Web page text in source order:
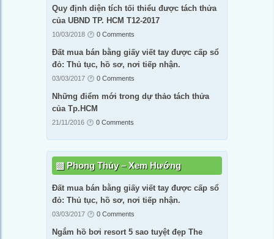
Quy định diện tích tối thiểu được tách thửa
của UBND TP. HCM T12-2017
10/03/2018 0 Comments
Đất mua bán bằng giấy viết tay được cấp sổ
đỏ: Thủ tục, hồ sơ, nơi tiếp nhận.
03/03/2017 0 Comments
Những điểm mới trong dự thảo tách thửa
của Tp.HCM
21/11/2016 0 Comments
Phong Thủy – Xem Hướng
Đất mua bán bằng giấy viết tay được cấp sổ
đỏ: Thủ tục, hồ sơ, nơi tiếp nhận.
03/03/2017 0 Comments
Ngắm hồ bơi resort 5 sao tuyệt đẹp The